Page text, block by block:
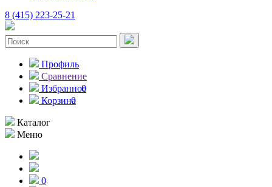
8 (415) 223-25-21
Профиль
Сравнение
Избранное
0
Корзина
0
Каталог
Меню
0